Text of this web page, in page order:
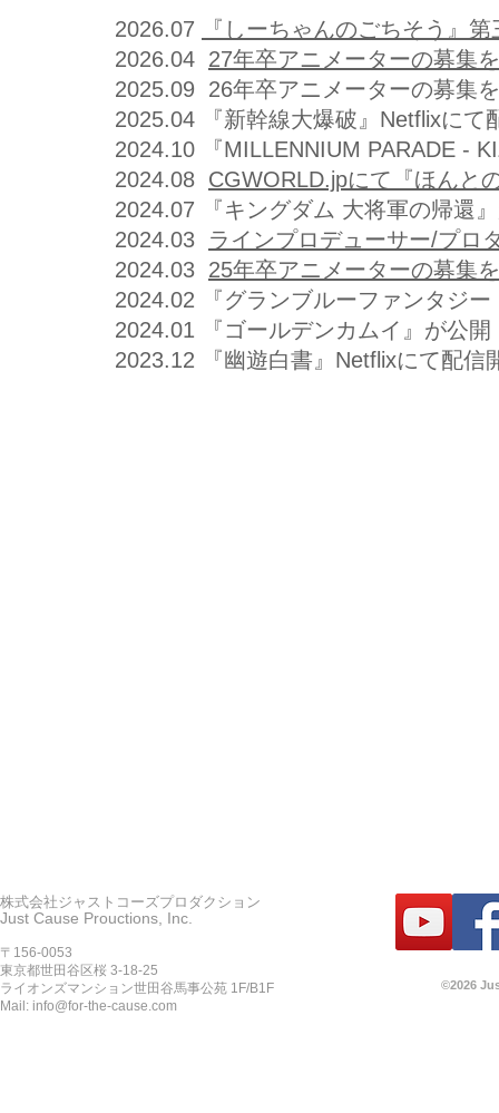
2026.07
『しーちゃんのごちそう』
2026.04 27年卒アニメーターの募集
2025.09 26年卒アニメーターの募集
​2025.04 『新幹線大爆破』Netflixにて
2024.10 『MILLENNIUM PARADE -
2024.08 CGWORLD.jpにて『ほんと
2024.07 『キングダム 大将軍の帰還
2024.03 ラインプロデューサー/プロ
2024.03 25年卒アニメーターの募集
2024.02 『グランブルーファンタジ
2024.01 『ゴールデンカムイ』が公開
2023.12 『幽遊白書』Netflixにて配信
株式会社ジャストコーズプロダクション
Just Cause Prouctions, Inc.
〒156-0053
東京都世田谷区桜 3-18-25
ライオンズマンション世田谷馬事公苑 1F/B1F
Mail: info@for-the-cause.com
©2026